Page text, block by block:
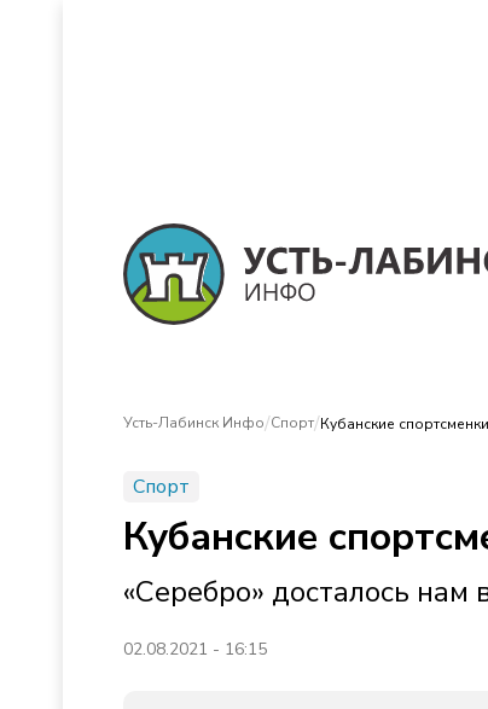
Усть-Лабинск Инфо/Спорт/
Спорт
Кубанские
«Серебро» досталось нам
02.08.2021 - 16:15